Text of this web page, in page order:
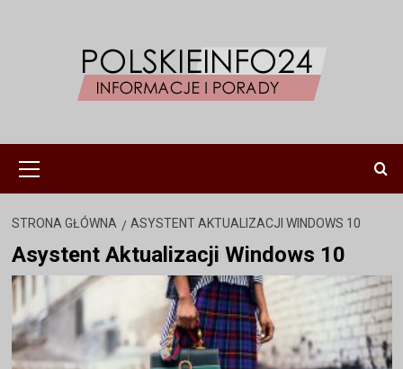
główne
STRONA GŁÓWNA ASYSTENT AKTUALIZACJI WINDOWS 10
Asystent Aktualizacji Windows 10